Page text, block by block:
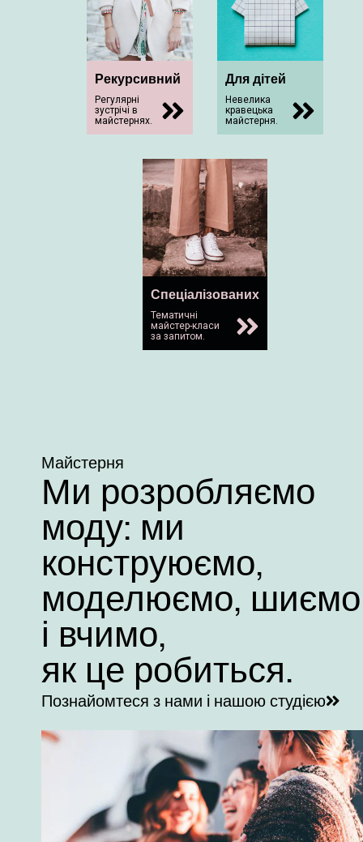
Рекурсивний
Регулярні
зустрічі в
майстернях.
Для дітей
Невелика
кравецька
майстерня.
Спеціалізованих
Тематичні
майстер-класи
за запитом.
Майстерня
Ми розробляємо
моду: ми
конструюємо,
моделюємо, шиємо
і вчимо,
як це робиться.
Познайомтеся з нами і нашою студією